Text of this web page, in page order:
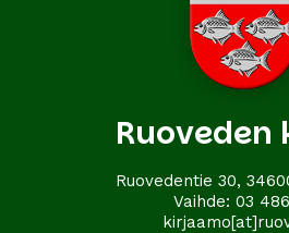
Ruoveden
Ruovedentie 30,
Vaihde: 03 486